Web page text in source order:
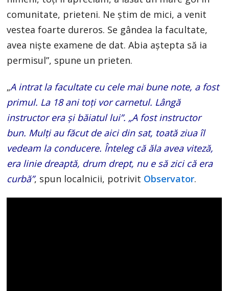
comunitate, prieteni. Ne ştim de mici, a venit
vestea foarte dureros. Se gândea la facultate,
avea nişte examene de dat. Abia aştepta să ia
permisul”, spune un prieten.
„A intrat la facultate cu cele mai bune note, a fost
primul. La 18 ani toţi vor carnetul. Lângă
instructor era şi băiatul lui”. „A fost instructor
bun. Mulţi au făcut de aici din sat, toată ziua îl
vedeam la conducere. Înteleg că ăla avea viteză,
era linie dreaptă, drum drept, nu e să zici că era
curbă”, spun localnicii, potrivit Observator.